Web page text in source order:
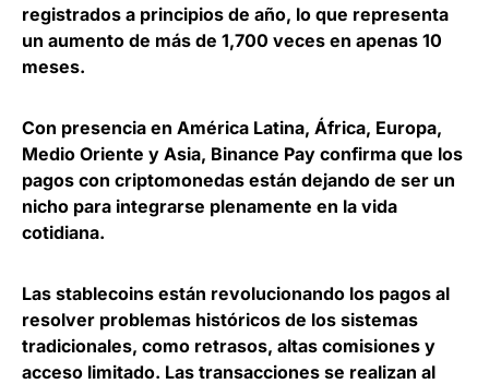
registrados a principios de año, lo que representa
un aumento de más de 1,700 veces en apenas 10
meses.
Con presencia en América Latina, África, Europa,
Medio Oriente y Asia, Binance Pay confirma que los
pagos con criptomonedas están dejando de ser un
nicho para integrarse plenamente en la vida
cotidiana.
Las stablecoins están revolucionando los pagos al
resolver problemas históricos de los sistemas
tradicionales, como retrasos, altas comisiones y
acceso limitado. Las transacciones se realizan al